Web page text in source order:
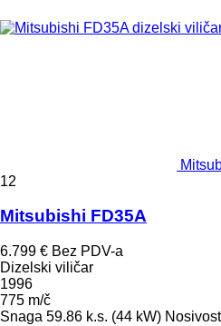
12
Mitsubishi FD35A
6.799 € Bez PDV-a
Dizelski viličar
1996
775 m/č
Snaga 59.86 k.s. (44 kW) Nosivost